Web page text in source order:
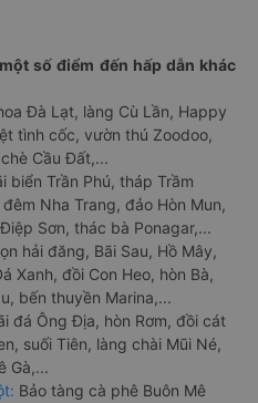
số điểm đến hấp dẫn khác
Đà Lạt, làng Cù Lần, Happy
tình cốc, vườn thú Zoodoo,
Cầu Đất,...
biển Trần Phú, tháp Trầm
Nha Trang, đảo Hòn Mun,
Sơn, thác bà Ponagar,...
hải đăng, Bãi Sau, Hồ Mây,
Xanh, đồi Con Heo, hòn Bà,
bến thuyền Marina,...
đá Ông Địa, hòn Rơm, đồi cát
suối Tiên, làng chài Mũi Né,
Gà,...
Bảo tàng cà phê Buôn Mê